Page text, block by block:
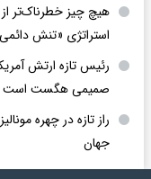
هیچ چیز خطرناک‌تر
استراتژی «تنش
رئیس تازه ارتش
صمیمی هگست است |
راز تازه در چهره
جهان